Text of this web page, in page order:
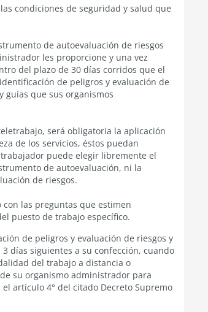
condiciones de seguridad y salud que
de autoevaluación de riesgos
les proporcione y una vez
del plazo de 30 días corridos que el
de peligros y evaluación de
que sus organismos
será obligatoria la aplicación
de los servicios, éstos puedan
puede elegir libremente el
de autoevaluación, ni la
de riesgos.
las preguntas que estimen
puesto de trabajo específico.
de peligros y evaluación de riesgos y
días siguientes a su confección, cuando
del trabajo a distancia o
su organismo administrador para
artículo 4° del citado Decreto Supremo